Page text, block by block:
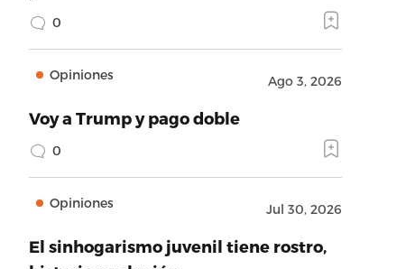
0
Opiniones Ago 3, 2026
Voy a Trump y pago doble
0
Opiniones Jul 30, 2026
El sinhogarismo juvenil tiene rostro,